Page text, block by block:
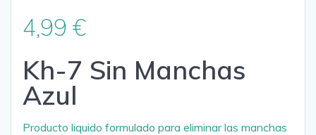
4,99 €
Kh-7 Sin Manchas
Azul
Producto liquido formulado para eliminar las manchas